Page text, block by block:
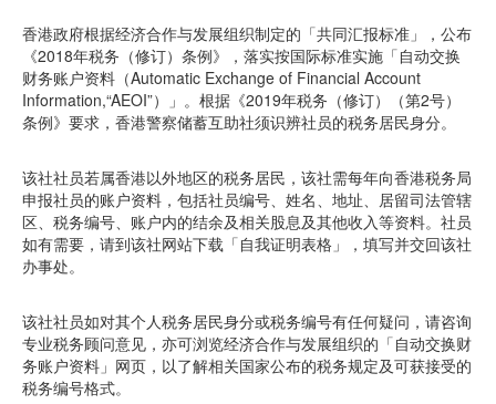
香港政府根据经济合作与发展组织制定的「共同汇报标准」，公布
《2018年税务（修订）条例》，落实按国际标准实施「自动交换
财务账户资料（Automatic Exchange of Financial Account
Information,“AEOI”）」。根据《2019年税务（修订）（第2号）
条例》要求，香港警察储蓄互助社须识辨社员的税务居民身分。
该社社员若属香港以外地区的税务居民，该社需每年向香港税务局
申报社员的账户资料，包括社员编号、姓名、地址、居留司法管辖
区、税务编号、账户内的结余及相关股息及其他收入等资料。社员
如有需要，请到该社网站下载「自我证明表格」，填写并交回该社
办事处。
该社社员如对其个人税务居民身分或税务编号有任何疑问，请咨询
专业税务顾问意见，亦可浏览经济合作与发展组织的「自动交换财
务账户资料」网页，以了解相关国家公布的税务规定及可获接受的
税务编号格式。